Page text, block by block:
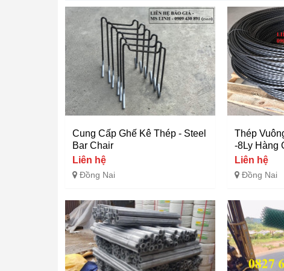
Cung Cấp Ghế Kê Thép - Steel
Bar Chair
Liên hệ
Đồng Nai
Thép
-8Ly Hàng
Liên hệ
Đồng Nai